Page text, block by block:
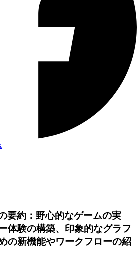
要約：野心的なゲームの実
体験の構築、印象的なグラフ
の新機能やワークフローの紹